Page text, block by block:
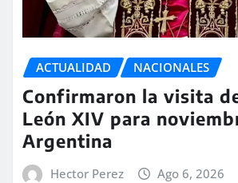
ACTUALIDAD NACIONALES
Confirmaron la visita
León XIV para
Argentina
Hector Perez Ago 6, 2026